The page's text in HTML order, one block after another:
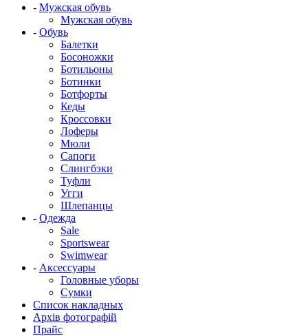
- Мужская обувь
Мужская обувь
- Обувь
Балетки
Босоножки
Ботильоны
Ботинки
Ботфорты
Кеды
Кроссовки
Лоферы
Мюли
Сапоги
Слингбэки
Туфли
Угги
Шлепанцы
- Одежда
Sale
Sportswear
Swimwear
- Аксессуары
Головные уборы
Сумки
Список накладных
Архів фотографій
Прайс